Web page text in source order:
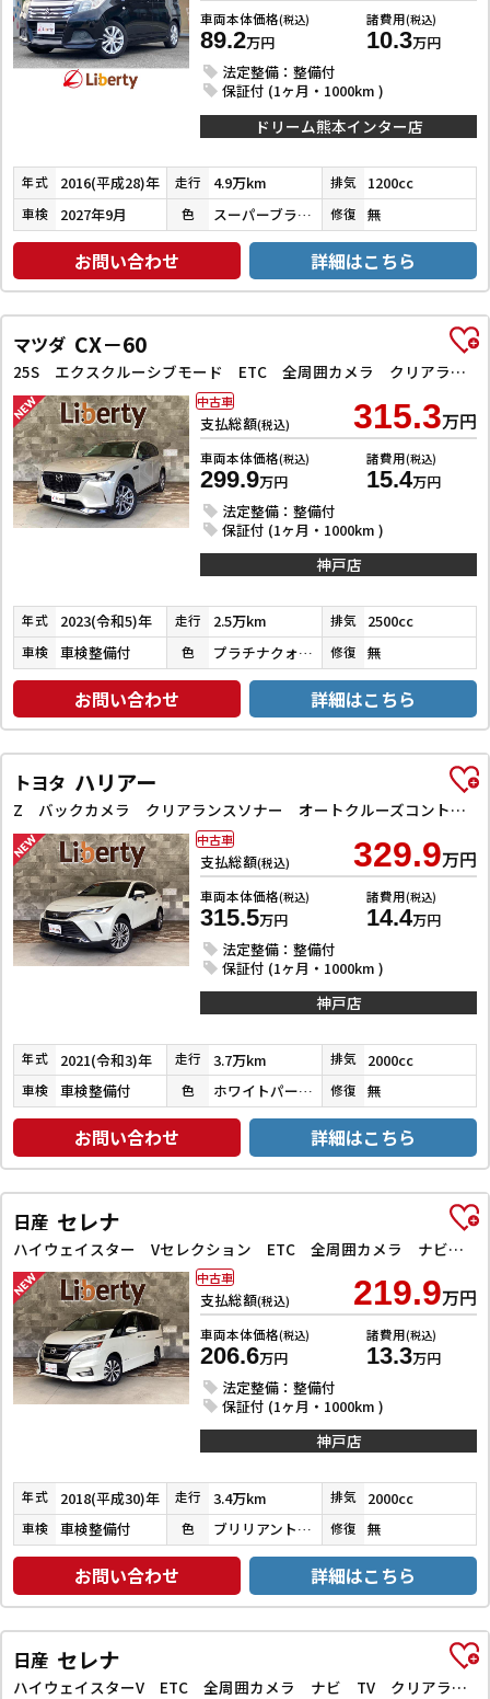
車両本体価格(税込)
89.2万円
諸費用(税込)
10.3万円
法定整備：整備付
保証付 (1ヶ月・1000km )
ドリーム熊本インター店
年式 2016(平成28)年 走行 4.9万km 排気 1200cc
車検 2027年9月 色 スーパーブラックパール 修復 無
お問い合わせ 詳細はこちら
マツダ CX－60
25S エクスクルーシブモード ETC 全周囲カメラ クリアランスソナー オートクルーズコントロール レーンアシスト パワーシート 衝突被害軽減システム サンルーフ TV オートマチックハイビーム オートライト 電動リアゲート
支払総額(税込) 315.3万円
車両本体価格(税込)
299.9万円
諸費用(税込)
15.4万円
法定整備：整備付
保証付 (1ヶ月・1000km )
中古車
神戸店
年式 2023(令和5)年 走行 2.5万km 排気 2500cc
車検 車検整備付 色 プラチナクォーツメタリック 修復 無
お問い合わせ 詳細はこちら
トヨタ ハリアー
Z バックカメラ クリアランスソナー オートクルーズコントロール レーンアシスト パワーシート 衝突被害軽減システム ナビ TV オートマチックハイビーム オートライト LEDヘッドランプ 電動リアゲート
支払総額(税込) 329.9万円
車両本体価格(税込)
315.5万円
諸費用(税込)
14.4万円
法定整備：整備付
保証付 (1ヶ月・1000km )
中古車
神戸店
年式 2021(令和3)年 走行 3.7万km 排気 2000cc
車検 車検整備付 色 ホワイトパールクリスタルシャイン 修復 無
お問い合わせ 詳細はこちら
日産 セレナ
ハイウェイスター Vセレクション ETC 全周囲カメラ ナビ TV クリアランスソナー オートクルーズコントロール パークアシスト 衝突被害軽減システム 両側電動スライドドア オートライト LEDヘッドランプ
支払総額(税込) 219.9万円
車両本体価格(税込)
206.6万円
諸費用(税込)
13.3万円
法定整備：整備付
保証付 (1ヶ月・1000km )
中古車
神戸店
年式 2018(平成30)年 走行 3.4万km 排気 2000cc
車検 車検整備付 色 ブリリアントホワイトパール３コートパール 修復 無
お問い合わせ 詳細はこちら
日産 セレナ
ハイウェイスターV ETC 全周囲カメラ ナビ TV クリアランスソナー オートクルーズコントロール 衝突被害軽減システム 両側電動スライドドア オートライト LEDヘッドランプ スマートキー